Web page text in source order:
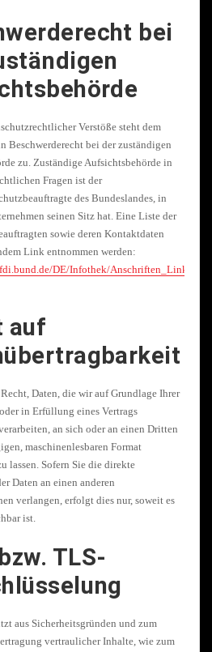
bei
Verstöße steht dem
Beschwerderecht bei der zuständigen
zu. Zuständige Aufsichtsbehörde in
Fragen ist der
des Bundeslandes, in
seinen Sitz hat. Eine Liste der
sowie deren Kontaktdaten
Link entnommen werden:
DE/Infothek/Anschriften_Links/
auf
Recht, Daten, die wir auf Grundlage Ihrer
in Erfüllung eines Vertrags
an sich oder an einen Dritten
maschinenlesbaren Format
lassen. Sofern Sie die direkte
Daten an einen anderen
verlangen, erfolgt dies nur, soweit es
ist.
TLS-
aus Sicherheitsgründen und zum
vertraulicher Inhalte, wie zum